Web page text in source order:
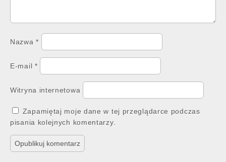
Nazwa*
E-mail *
Witryna internetowa
Zapamiętaj moje dane w tej przeglądarce podczas
pisania kolejnych komentarzy.